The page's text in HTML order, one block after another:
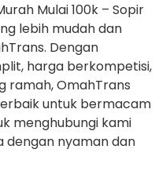
Mulai 100k – Sopir
lebih mudah dan
Dengan
harga berkompetisi,
ramah, OmahTrans
untuk bermacam
menghubungi kami
dengan nyaman dan